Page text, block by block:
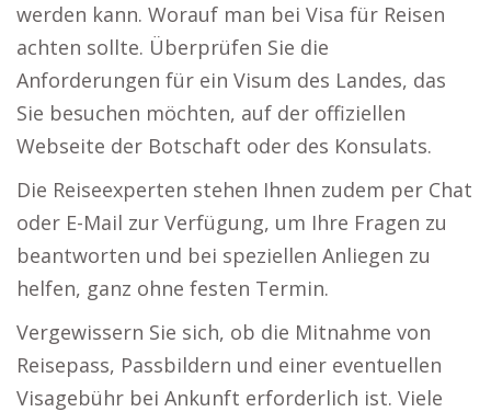
werden kann. Worauf man bei Visa für Reisen
achten sollte. Überprüfen Sie die
Anforderungen für ein Visum des Landes, das
Sie besuchen möchten, auf der offiziellen
Webseite der Botschaft oder des Konsulats.
Die Reiseexperten stehen Ihnen zudem per Chat
oder E-Mail zur Verfügung, um Ihre Fragen zu
beantworten und bei speziellen Anliegen zu
helfen, ganz ohne festen Termin.
Vergewissern Sie sich, ob die Mitnahme von
Reisepass, Passbildern und einer eventuellen
Visagebühr bei Ankunft erforderlich ist. Viele